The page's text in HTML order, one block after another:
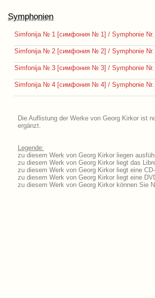
Symphonien
Simfonija № 1 [симфония № 1] / Symphonie Nr.
Simfonija № 2 [симфония № 2] / Symphonie Nr.
Simfonija № 3 [симфония № 3] / Symphonie Nr.
Simfonija № 4 [симфония № 4] / Symphonie Nr.
Die Auflistung der Werke von Georg Kirkor ist
ergänzt.
Legende:
zu diesem Werk von Georg Kirkor liegen
zu diesem Werk von Georg Kirkor liegt das
zu diesem Werk von Georg Kirkor liegt eine
zu diesem Werk von Georg Kirkor liegt eine
zu diesem Werk von Georg Kirkor können Sie